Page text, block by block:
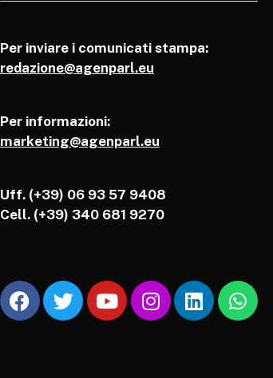
Per inviare i comunicati stampa:
redazione@agenparl.eu
Per informazioni:
marketing@agenparl.eu
Uff. (+39) 06 93 57 9408
Cell. (+39) 340 681 9270